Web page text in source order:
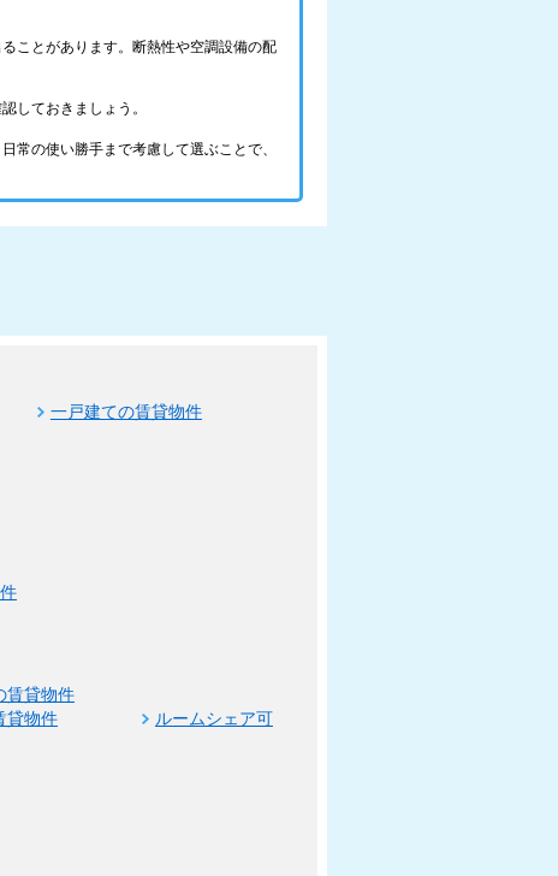
ことがあります。断熱性や空調設備の配
しておきましょう。
常の使い勝手まで考慮して選ぶことで、
一戸建ての賃貸物件
賃貸物件
貸物件
ルームシェア可